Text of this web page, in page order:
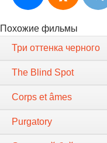
Похожие фильмы
Три оттенка черного
The Blind Spot
Corps et âmes
Purgatory